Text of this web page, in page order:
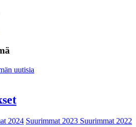
uutisia
2024 Suurimmat 2023 Suurimmat 2022